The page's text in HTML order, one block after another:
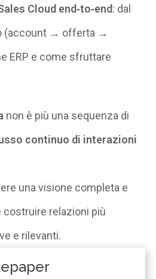
Cloud end‑to‑end: dal
(account → offerta →
ERP e come sfruttare
non è più una sequenza di
continuo di interazioni
una visione completa e
relazioni più
e rilevanti.